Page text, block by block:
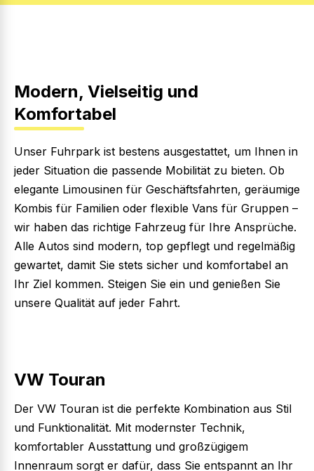
Modern, Vielseitig und
Komfortabel
Unser Fuhrpark ist bestens ausgestattet, um Ihnen in
jeder Situation die passende Mobilität zu bieten. Ob
elegante Limousinen für Geschäftsfahrten, geräumige
Kombis für Familien oder flexible Vans für Gruppen –
wir haben das richtige Fahrzeug für Ihre Ansprüche.
Alle Autos sind modern, top gepflegt und regelmäßig
gewartet, damit Sie stets sicher und komfortabel an
Ihr Ziel kommen. Steigen Sie ein und genießen Sie
unsere Qualität auf jeder Fahrt.
VW Touran
Der VW Touran ist die perfekte Kombination aus Stil
und Funktionalität. Mit modernster Technik,
komfortabler Ausstattung und großzügigem
Innenraum sorgt er dafür, dass Sie entspannt an Ihr